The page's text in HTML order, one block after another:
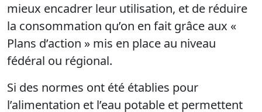
mieux encadrer leur utilisation, et de réduire
la consommation qu’on en fait grâce aux «
Plans d’action » mis en place au niveau
fédéral ou régional.
Si des normes ont été établies pour
l’alimentation et l’eau potable et permettent